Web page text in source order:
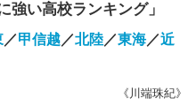
強い高校ランキング」
／甲信越／北陸／東海／近
《川端珠紀》